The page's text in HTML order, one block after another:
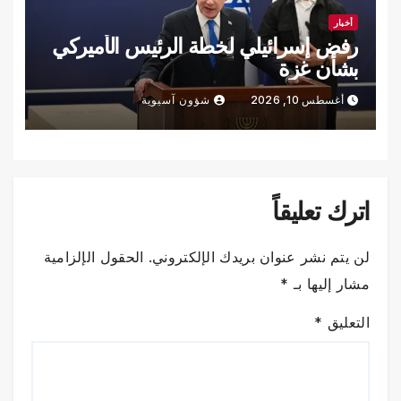
أخبار
رفض إسرائيلي لخطة الرئيس الأميركي
بشأن غزة
أغسطس 10, 2026 شؤون آسيوية
اترك تعليقاً
لن يتم نشر عنوان بريدك الإلكتروني. الحقول الإلزامية
مشار إليها بـ *
التعليق *